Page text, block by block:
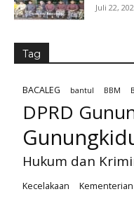
Juli 22,
Tag
BACALEG bantul BBM
DPRD
Hukum dan
Kecelakaan
Kementerian